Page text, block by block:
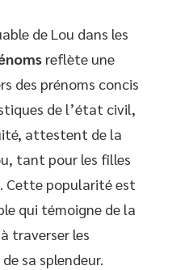
de Lou dans les
reflète une
des prénoms concis
de l’état civil,
attestent de la
tant pour les filles
Cette popularité est
qui témoigne de la
traverser les
sa splendeur.